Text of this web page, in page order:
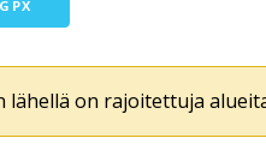
lähellä on rajoitettuja